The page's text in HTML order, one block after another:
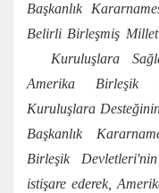
Başkanlık
Belirli Birleşmiş
Kuruluşlara
Amerika Birleşik
Kuruluşlara
Başkanlık
Birleşik
istişare ederek,